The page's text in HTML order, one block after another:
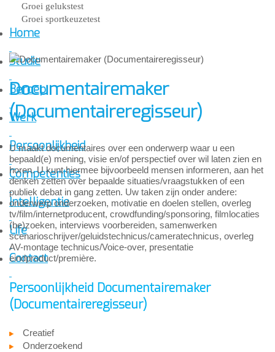
Groei gelukstest
Groei sportkeuzetest
Home
Studie
Beroep
Werk
Persoonlijkheid
Competenties
Intelligentie
Life
Contact
Documentairemaker
(Documentaireregisseur)
U maakt documentaires over een onderwerp waar u een
bepaald(e) mening, visie en/of perspectief over wil laten zien en
horen. U kunt hiermee bijvoorbeeld mensen informeren, aan het
denken zetten over bepaalde situaties/vraagstukken of een
publiek debat in gang zetten. Uw taken zijn onder andere:
onderwerp onderzoeken, motivatie en doelen stellen, overleg
tv/film/internetproducent, crowdfunding/sponsoring, filmlocaties
(be)zoeken, interviews voorbereiden, samenwerken
scenarioschrijver/geluidstechnicus/cameratechnicus, overleg
AV-montage technicus/Voice-over, presentatie
eindproduct/première.
Persoonlijkheid Documentairemaker
(Documentaireregisseur)
Creatief
Onderzoekend